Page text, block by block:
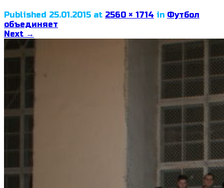
Published 25.01.2015 at 2560 × 1714 in Футбол
объединяет
Next →